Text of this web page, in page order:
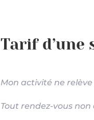
Tarif d’une
Mon activité ne
Tout rendez-vous